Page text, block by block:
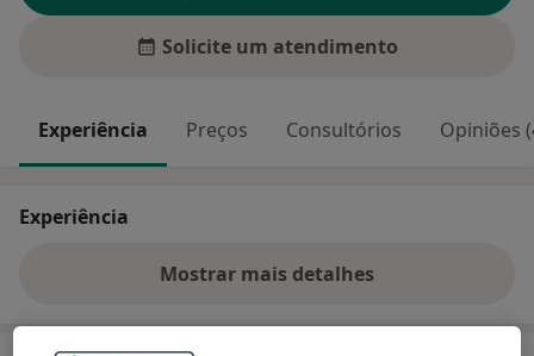
Solicite um atendimento
Experiência Preços Consultórios Opiniões
Experiência
Mostrar mais detalhes
sobre a experiência